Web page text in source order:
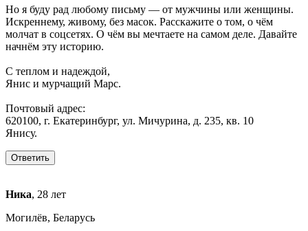
Но я буду рад любому письму — от мужчины или женщины.
Искреннему, живому, без масок. Расскажите о том, о чём
молчат в соцсетях. О чём вы мечтаете на самом деле. Давайте
начнём эту историю.
С теплом и надеждой,
Янис и мурчащий Марс.
Почтовый адрес:
620100, г. Екатеринбург, ул. Мичурина, д. 235, кв. 10
Янису.
Ника, 28 лет
Могилёв, Беларусь